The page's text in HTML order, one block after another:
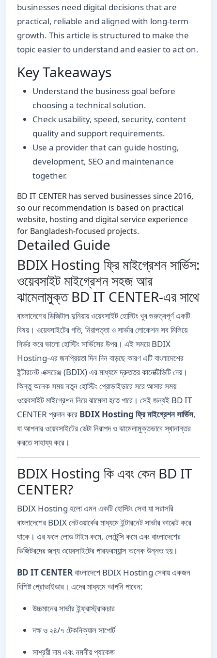
businesses need digital decisions that are
practical, reliable and aligned with long-term
growth. This article is structured to make the
topic easier to understand and easier to act on.
Key Takeaways
Understand the business goal before
choosing a technical solution.
Check usability, speed, security, content
quality and support requirements.
Use a provider that can guide hosting,
development, SEO and maintenance
together.
BD IT CENTER has served businesses since 2016,
so our recommendation is based on practical
website, hosting and digital service experience
for Bangladesh-focused projects.
Detailed Guide
BDIX Hosting ফ্রি মাইগ্রেশন সার্ভিস:
ওয়েবসাইট মাইগ্রেশন সহজ আর
ঝামেলামুক্ত BD IT CENTER-এর সাথে
বাংলাদেশের ডিজিটাল দুনিয়ায় ওয়েবসাইট হোস্টিং খুব গুরুত্বপূর্ণ একটি
বিষয়। ওয়েবসাইটের গতি, নিরাপত্তা ও সার্ভার লোকেশন সব মিলিয়ে
নির্ভর করে ভালো হোস্টিং সার্ভিসের উপর। এই সময়ে BDIX
Hosting-এর জনপ্রিয়তা দিন দিন বাড়ছে কারণ এটি বাংলাদেশের
ইন্টারনেট এক্সচেঞ্জ (BDIX) এর মাধ্যমে দ্রুততর কানেক্টিভিটি দেয়।
কিন্তু অনেক সময় নতুন হোস্টিং প্রোভাইডারে সরে আসার সময়
ওয়েবসাইট মাইগ্রেশন নিয়ে ঝামেলা হতে পারে। সেই জন্যই BD IT
CENTER প্রদান করে BDIX Hosting ফ্রি মাইগ্রেশন সার্ভিস,
যা আপনার ওয়েবসাইটের ডেটা নিরাপদ ও ঝামেলামুক্তভাবে স্থানান্তর
করতে সাহায্য করে।
BDIX Hosting কি এবং কেন BD IT
CENTER?
BDIX Hosting হলো এমন একটি হোস্টিং সেবা যা সরাসরি
বাংলাদেশের BDIX নেটওয়ার্কের মাধ্যমে ইন্টারনেট সার্ভার কানেক্ট করে
থাকে। এর ফলে লোড টাইম কমে, লেটেন্সি কমে এবং বাংলাদেশের
ভিজিটরদের জন্য ওয়েবসাইটের পারফরম্যান্স অনেক উন্নত হয়।
BD IT CENTERবাংলাদেশে BDIX Hosting সেবায় একজন
বিশিষ্ট প্রোভাইডার। এদের মাধ্যমে আপনি পাবেন:
উচ্চমানের সার্ভার ইন্ফ্রাস্ট্রাকচার
দক্ষ ও ২৪/৭ টেকনিক্যাল সাপোর্ট
সাশ্রয়ী দাম এবং নমনীয় প্যাকেজ